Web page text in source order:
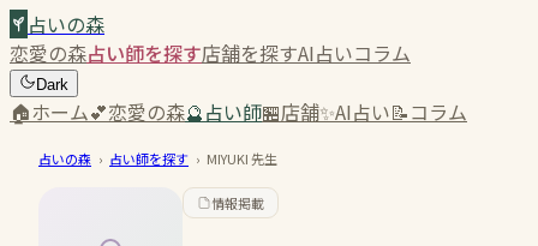
占いの森
恋愛の森占い師を探す店舗を探すAI占いコラム
Dark
🏠ホーム💕恋愛の森🔮占い師🏪店舗✨AI占い📝コラム
占いの森 › 占い師を探す › MIYUKI先生
情報掲載